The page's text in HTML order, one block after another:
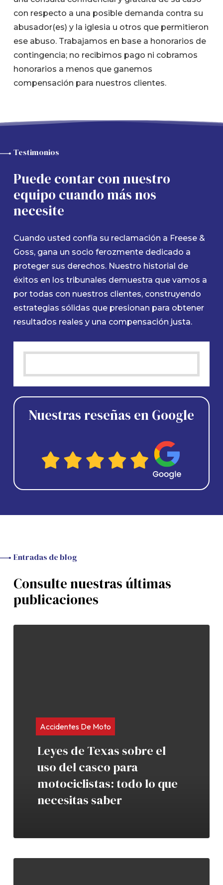
con respecto a una posible demanda contra su
abusador(es) y la iglesia u otros que permitieron
ese abuso. Trabajamos en base a honorarios de
contingencia; no recibimos pago ni cobramos
honorarios a menos que ganemos
compensación para nuestros clientes.
Testimonios
Puede contar con nuestro
equipo cuando más nos
necesite
Cuando usted confía su reclamación a Freese &
Goss, gana un socio ferozmente dedicado a
proteger sus derechos. Nuestro historial de
éxitos en los tribunales demuestra que vamos a
por todas con nuestros clientes, construyendo
estrategias sólidas que presionan para obtener
resultados reales y una compensación justa.
Nuestras reseñas en Google
Entradas de blog
Consulte nuestras últimas
publicaciones
Accidentes De Moto
Leyes de Texas sobre el
uso del casco para
motociclistas: todo lo que
necesitas saber